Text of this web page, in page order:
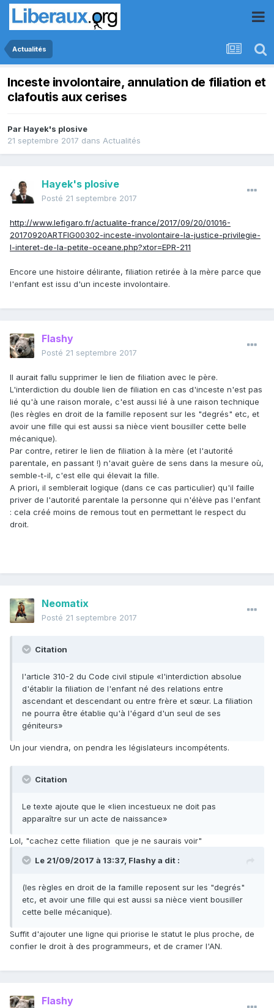
Actualités
Inceste involontaire, annulation de filiation et
clafoutis aux cerises
Par Hayek's plosive
21 septembre 2017 dans Actualités
Hayek's plosive
Posté 21 septembre 2017
http://www.lefigaro.fr/actualite-france/2017/09/20/01016-
20170920ARTFIG00302-inceste-involontaire-la-justice-privilegie-
l-interet-de-la-petite-oceane.php?xtor=EPR-211
Encore une histoire délirante, filiation retirée à la mère parce que
l'enfant est issu d'un inceste involontaire.
Flashy
Posté 21 septembre 2017
Il aurait fallu supprimer le lien de filiation avec le père.
L'interdiction du double lien de filiation en cas d'inceste n'est pas
lié qu'à une raison morale, c'est aussi lié à une raison technique
(les règles en droit de la famille reposent sur les "degrés" etc, et
avoir une fille qui est aussi sa nièce vient bousiller cette belle
mécanique).
Par contre, retirer le lien de filiation à la mère (et l'autorité
parentale, en passant !) n'avait guère de sens dans la mesure où,
semble-t-il, c'est elle qui élevait la fille.
A priori, il semblerait logique (dans ce cas particulier) qu'il faille
priver de l'autorité parentale la personne qui n'élève pas l'enfant
: cela créé moins de remous tout en permettant le respect du
droit.
Neomatix
Posté 21 septembre 2017
Citation
l'article 310-2 du Code civil stipule «l'interdiction absolue
d'établir la filiation de l'enfant né des relations entre
ascendant et descendant ou entre frère et sœur. La filiation
ne pourra être établie qu'à l'égard d'un seul de ses
géniteurs»
Un jour viendra, on pendra les législateurs incompétents.
Citation
Le texte ajoute que le «lien incestueux ne doit pas
apparaître sur un acte de naissance»
Lol, "cachez cette filiation que je ne saurais voir"
Le 21/09/2017 à 13:37, Flashya dit :
(les règles en droit de la famille reposent sur les "degrés"
etc, et avoir une fille qui est aussi sa nièce vient bousiller
cette belle mécanique).
Suffit d'ajouter une ligne qui priorise le statut le plus proche, de
confier le droit à des programmeurs, et de cramer l'AN.
Flashy